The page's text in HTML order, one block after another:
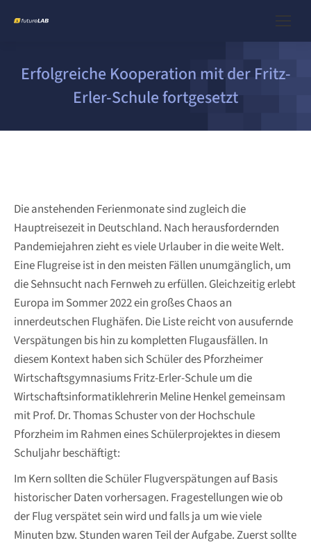
Erfolgreiche Kooperation mit der Fritz-
Erler-Schule fortgesetzt
Die anstehenden Ferienmonate sind zugleich die
Hauptreisezeit in Deutschland. Nach herausfordernden
Pandemiejahren zieht es viele Urlauber in die weite Welt.
Eine Flugreise ist in den meisten Fällen unumgänglich, um
die Sehnsucht nach Fernweh zu erfüllen. Gleichzeitig erlebt
Europa im Sommer 2022 ein großes Chaos an
innerdeutschen Flughäfen. Die Liste reicht von ausufernde
Verspätungen bis hin zu kompletten Flugausfällen. In
diesem Kontext haben sich Schüler des Pforzheimer
Wirtschaftsgymnasiums Fritz-Erler-Schule um die
Wirtschaftsinformatiklehrerin Meline Henkel gemeinsam
mit Prof. Dr. Thomas Schuster von der Hochschule
Pforzheim im Rahmen eines Schülerprojektes in diesem
Schuljahr beschäftigt:
Im Kern sollten die Schüler Flugverspätungen auf Basis
historischer Daten vorhersagen. Fragestellungen wie ob
der Flug verspätet sein wird und falls ja um wie viele
Minuten bzw. Stunden waren Teil der Aufgabe. Zuerst sollte